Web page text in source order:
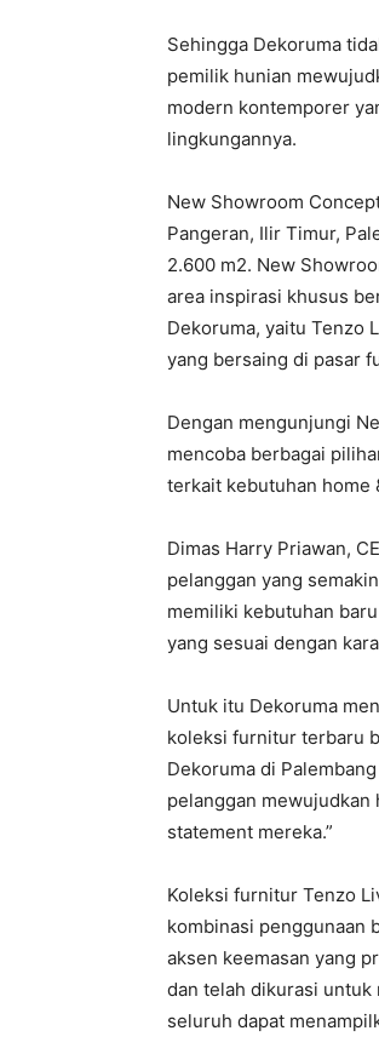
Sehingga Dekoruma
pemilik hunian
modern kontemporer
lingkungannya.
New Showroom
Pangeran, Ilir Timur,
2.600 m2. New
area inspirasi khusus
Dekoruma, yaitu Tenzo
yang bersaing di pasar
Dengan mengunjungi
mencoba berbagai
terkait kebutuhan home
Dimas Harry Priawan,
pelanggan yang
memiliki kebutuhan
yang sesuai dengan
Untuk itu Dekoruma
koleksi furnitur terbaru
Dekoruma di
pelanggan mewujudkan
statement mereka.”
Koleksi furnitur Tenzo
kombinasi penggunaan
aksen keemasan yang
dan telah dikurasi
seluruh dapat